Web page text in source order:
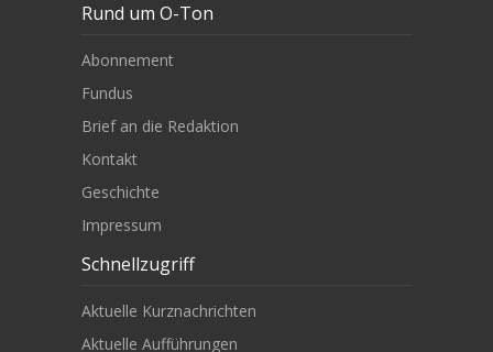
Rund um O-Ton
Abonnement
Fundus
Brief an die Redaktion
Kontakt
Geschichte
Impressum
Schnellzugriff
Aktuelle Kurznachrichten
Aktuelle Aufführungen